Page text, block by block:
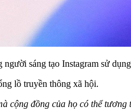
sáng tạo Instagram sử
lồ truyền thông xã hội.
cộng đồng của họ có thể tương